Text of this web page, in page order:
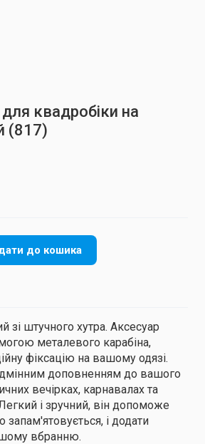
квадробіки на
(817)
до кошика
зі штучного хутра. Аксесуар
металевого карабіна,
фіксацію на вашому одязі.
доповненням до вашого
вечірках, карнавалах та
і зручний, він допоможе
запам'ятовується, і додати
вбранню.